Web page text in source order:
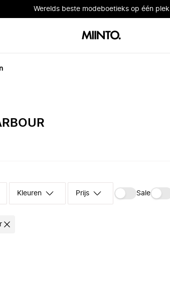
Werelds beste modeboetieks op één plek
Kleuren Prijs Sale